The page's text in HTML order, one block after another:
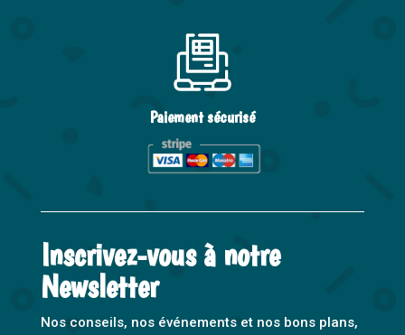
Paiement sécurisé
Inscrivez-vous à notre
Newsletter
Nos conseils, nos événements et nos bons plans,